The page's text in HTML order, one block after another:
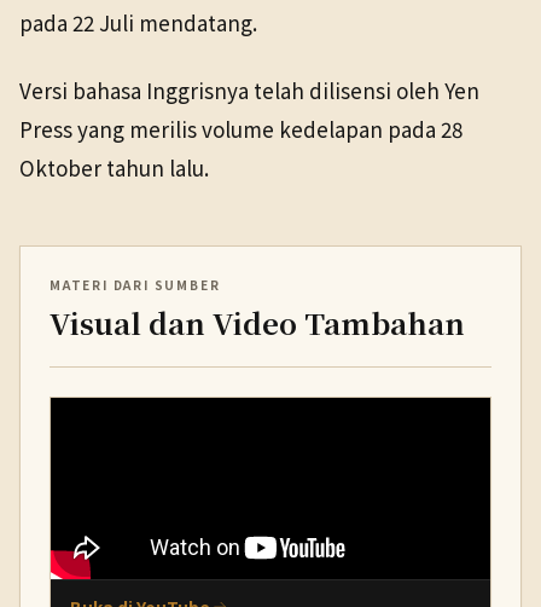
pada 22 Juli mendatang.
Versi bahasa Inggrisnya telah dilisensi oleh Yen
Press yang merilis volume kedelapan pada 28
Oktober tahun lalu.
MATERI DARI SUMBER
Visual dan Video Tambahan